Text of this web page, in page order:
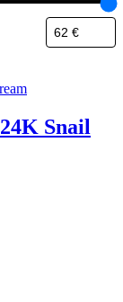
Snail